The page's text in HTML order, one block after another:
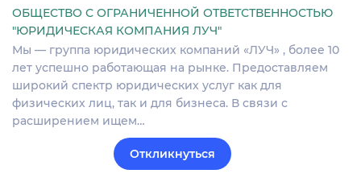
ОБЩЕСТВО С ОГРАНИЧЕННОЙ ОТВЕТСТВЕННОСТЬЮ
"ЮРИДИЧЕСКАЯ КОМПАНИЯ ЛУЧ"
Мы — группа юридических компаний «ЛУЧ» , более 10
лет успешно работающая на рынке. Предоставляем
широкий спектр юридических услуг как для
физических лиц, так и для бизнеса. В связи с
расширением ищем…
Откликнуться